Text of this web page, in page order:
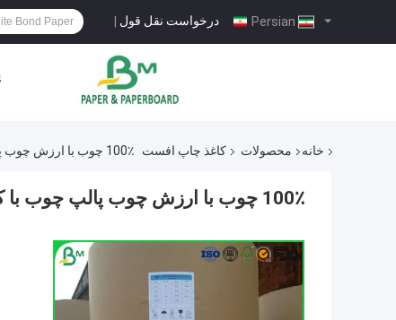
درخواست نقل قول |
خانه محصولات کاغذ چاپ افست 100٪ چوب با ارزش چوب پالپ چوب با کیفیت بالا 70gsm 80gsm ISO9001 تایید شده است
100٪ چوب با ارزش چوب پالپ چوب با کیفیت بالا 70gsm 80gsm ISO9001 تایید شده است